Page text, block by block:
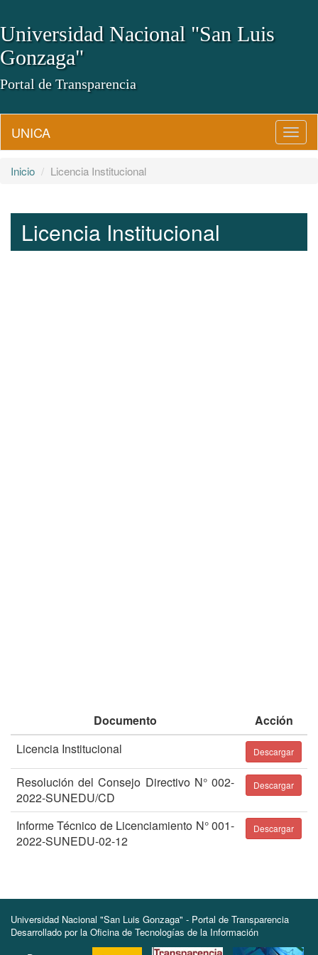
Universidad Nacional "San Luis
Gonzaga"
Portal de Transparencia
UNICA
Inicio Licencia Institucional
Licencia Institucional
Documento
Acción
Licencia Institucional
Descargar
Resolución del Consejo Directivo N° 002-
2022-SUNEDU/CD
Descargar
Informe Técnico de Licenciamiento N° 001-
2022-SUNEDU-02-12
Descargar
Universidad Nacional "San Luis Gonzaga" - Portal de Transparencia
Desarrollado por la Oficina de Tecnologías de la Información